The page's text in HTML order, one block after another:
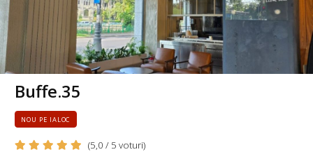
Buffe.35
NOU PE IALOC
(5,0 / 5 voturi)